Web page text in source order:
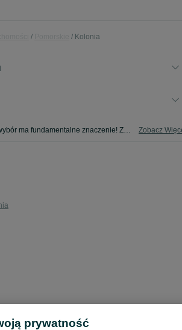
Kolonia
W nieruchomościach wybór ma fundamentalne znaczenie! Znajdź wymarzony lokal w kategorii Nieruchomości na OLX - Kolonia i okolice! Zobacz
prywatność